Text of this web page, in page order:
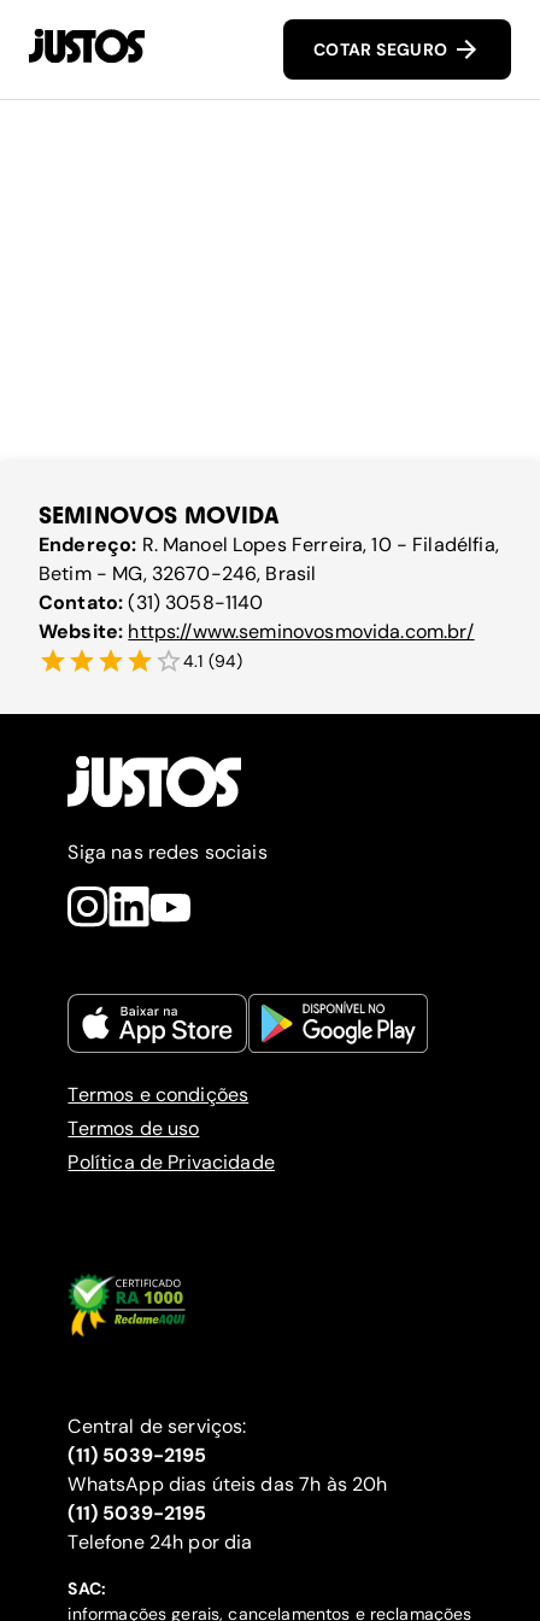
COTAR SEGURO
SEMINOVOS MOVIDA
Endereço: R. Manoel Lopes Ferreira, 10 - Filadélfia,
Betim - MG, 32670-246, Brasil
Contato:(31) 3058-1140
Website: https://www.seminovosmovida.com.br/
4.1 (94)
Siga nas redes sociais
Termos e condições
Termos de uso
Política de Privacidade
Central de serviços:
(11) 5039-2195
WhatsApp dias úteis das 7h às 20h
(11) 5039-2195
‍Telefone 24h por dia
SAC:
informações gerais, cancelamentos e reclamações